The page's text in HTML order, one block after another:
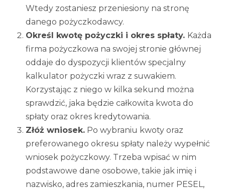
Wtedy zostaniesz przeniesiony na stronę
danego pożyczkodawcy.
Określ kwotę pożyczki i okres spłaty. Każda
firma pożyczkowa na swojej stronie głównej
oddaje do dyspozycji klientów specjalny
kalkulator pożyczki wraz z suwakiem.
Korzystając z niego w kilka sekund można
sprawdzić, jaka będzie całkowita kwota do
spłaty oraz okres kredytowania.
Złóż wniosek. Po wybraniu kwoty oraz
preferowanego okresu spłaty należy wypełnić
wniosek pożyczkowy. Trzeba wpisać w nim
podstawowe dane osobowe, takie jak imię i
nazwisko, adres zamieszkania, numer PESEL,